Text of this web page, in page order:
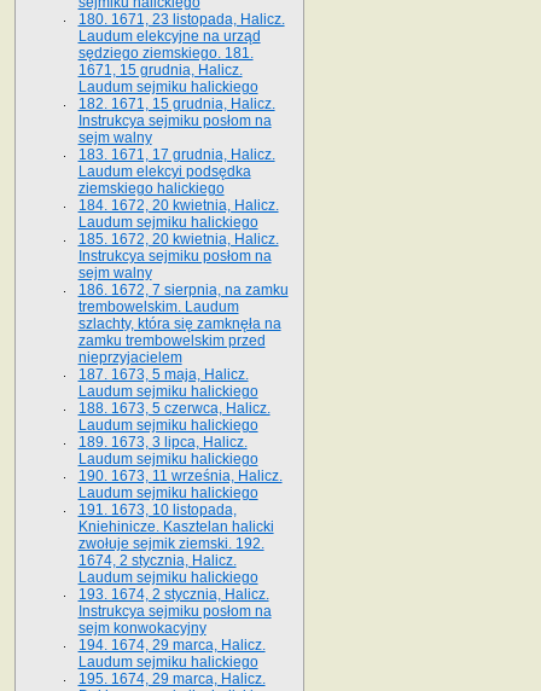
180. 1671, 23 listopada, Halicz.
Laudum elekcyjne na urząd
sędziego ziemskiego. 181.
1671, 15 grudnia, Halicz.
Laudum sejmiku halickiego
182. 1671, 15 grudnia, Halicz.
Instrukcya sejmiku posłom na
sejm walny
183. 1671, 17 grudnia, Halicz.
Laudum elekcyi podsędka
ziemskiego halickiego
184. 1672, 20 kwietnia, Halicz.
Laudum sejmiku halickiego
185. 1672, 20 kwietnia, Halicz.
Instrukcya sejmiku posłom na
sejm walny
186. 1672, 7 sierpnia, na zamku
trembowelskim. Laudum
szlachty, która się zamknęła na
zamku trembowelskim przed
nieprzyjacielem
187. 1673, 5 maja, Halicz.
Laudum sejmiku halickiego
188. 1673, 5 czerwca, Halicz.
Laudum sejmiku halickiego
189. 1673, 3 lipca, Halicz.
Laudum sejmiku halickiego
190. 1673, 11 września, Halicz.
Laudum sejmiku halickiego
191. 1673, 10 listopada,
Kniehinicze. Kasztelan halicki
zwołuje sejmik ziemski. 192.
1674, 2 stycznia, Halicz.
Laudum sejmiku halickiego
193. 1674, 2 stycznia, Halicz.
Instrukcya sejmiku posłom na
sejm konwokacyjny
194. 1674, 29 marca, Halicz.
Laudum sejmiku halickiego
195. 1674, 29 marca, Halicz.